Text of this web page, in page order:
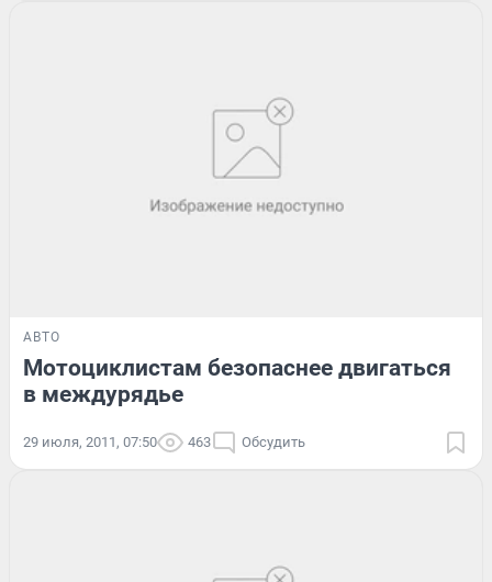
АВТО
Мотоциклистам безопаснее двигаться
в междурядье
29 июля, 2011, 07:50 463 Обсудить